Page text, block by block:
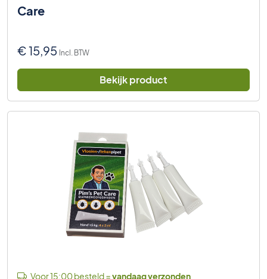
Care
€15,95 Incl. BTW
Bekijk product
Voor 15:00 besteld =vandaag verzonden